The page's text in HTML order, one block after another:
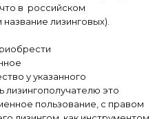
в российском
лизинговых).
у указанного
лизингополучателю это
пользование, с правом